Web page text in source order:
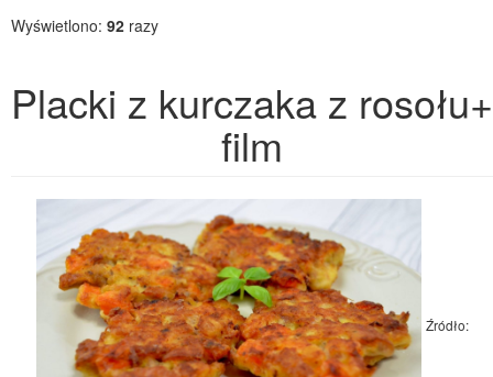
Wyświetlono: 92 razy
Placki z kurczaka z rosołu+
film
Źródło: